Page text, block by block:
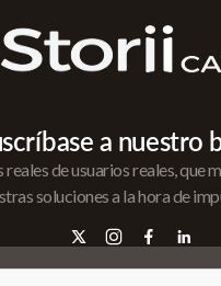
a nuestro
de usuarios reales, que
soluciones a la hora de